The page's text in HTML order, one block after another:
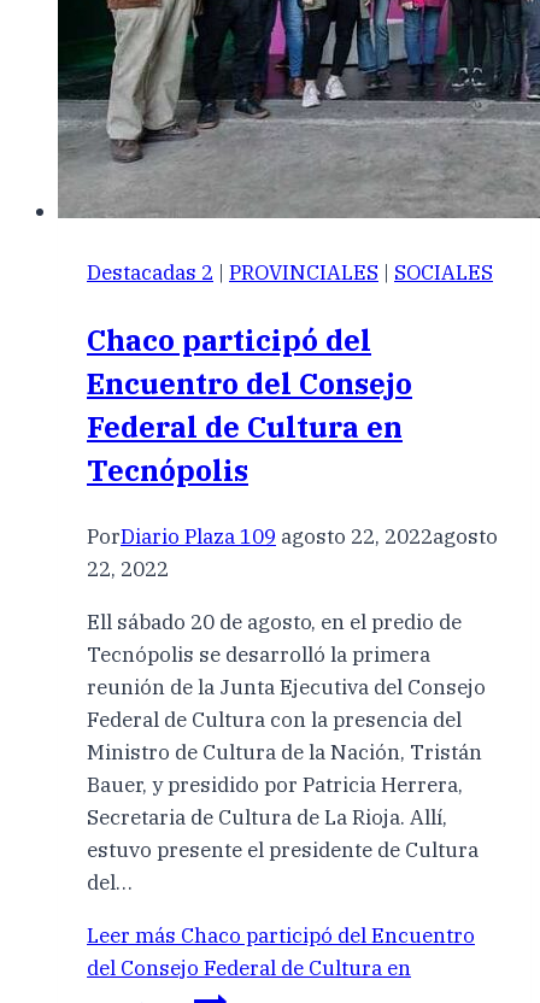
Destacadas 2 | PROVINCIALES | SOCIALES
Chaco participó del
Encuentro del Consejo
Federal de Cultura en
Tecnópolis
PorDiario Plaza 109 agosto 22, 2022agosto
22, 2022
Ell sábado 20 de agosto, en el predio de
Tecnópolis se desarrolló la primera
reunión de la Junta Ejecutiva del Consejo
Federal de Cultura con la presencia del
Ministro de Cultura de la Nación, Tristán
Bauer, y presidido por Patricia Herrera,
Secretaria de Cultura de La Rioja. Allí,
estuvo presente el presidente de Cultura
del…
Leer más Chaco participó del Encuentro
del Consejo Federal de Cultura en